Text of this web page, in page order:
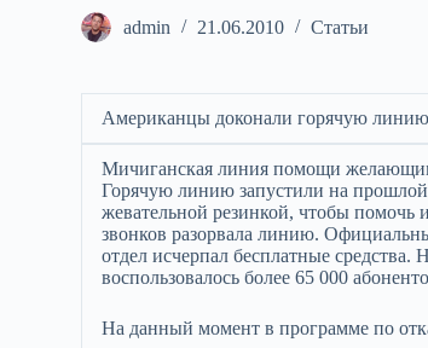
admin 21.06.2010 Статьи
Американцы доконали горячую
Мичиганская линия помощи
Горячую линию запустили на
жевательной резинкой, чтобы помочь
звонков разорвала линию.
отдел исчерпал бесплатные
воспользовалось более 65 000
На данный момент в программе по